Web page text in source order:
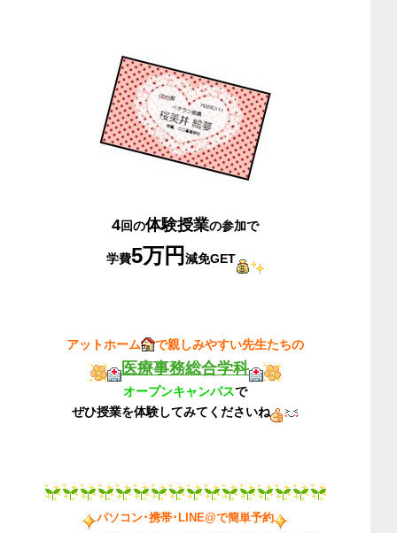
4回の体験授業の参加で
学費5万円 減免GET
アットホーム で親しみやすい先生たちの
医療事務総合学科
オープンキャンパスで
ぜひ授業を体験してみてくださいね
パソコン･携帯･LINE@で簡単予約